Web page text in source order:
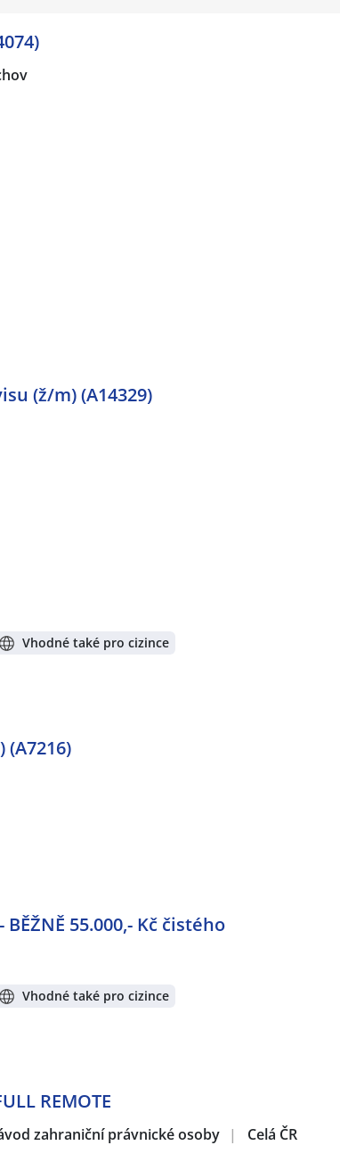
(ž/m) (A14329)
Vhodné také pro cizince
BĚŽNĚ 55.000,- Kč čistého
Vhodné také pro cizince
REMOTE
zahraniční právnické osoby | Celá ČR